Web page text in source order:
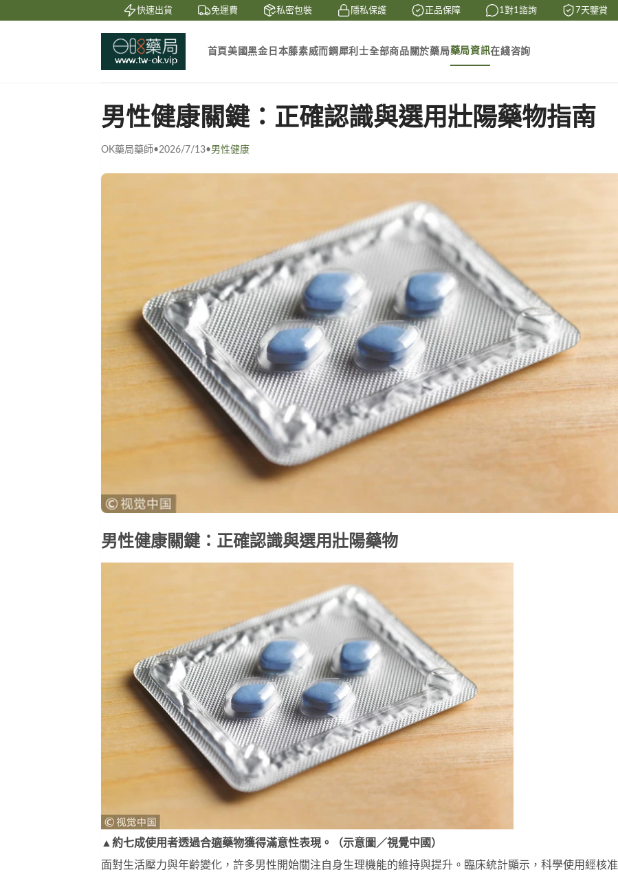
快速出貨 免運費 私密包裝 隱私保護 正品保障 1對1諮詢 7天鑒賞
首頁美國黑金 日本藤素威而鋼 犀利士全部商品 關於藥局藥局資訊在綫咨詢
男性健康關鍵：正確認識與選用壯陽藥物指南
OK藥局藥師•2026/7/13•男性健康
男性健康關鍵：正確認識與選用壯陽藥物
▲約七成使用者透過合適藥物獲得滿意性表現。（示意圖／視覺中國）
面對生活壓力與年齡變化，許多男性開始關注自身生理機能的維持與提升。臨床統計顯示，科學使用經核准